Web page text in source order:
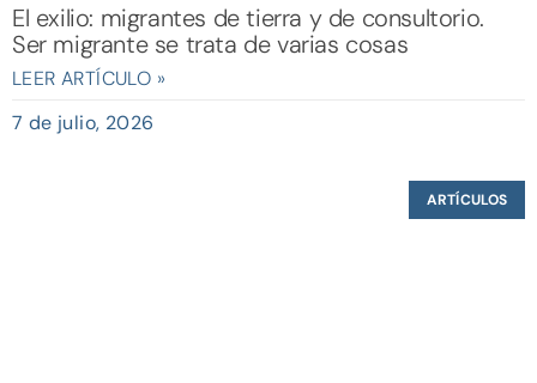
El exilio: migrantes de tierra y de consultorio.
Ser migrante se trata de varias cosas
LEER ARTÍCULO »
7 de julio, 2026
ARTÍCULOS